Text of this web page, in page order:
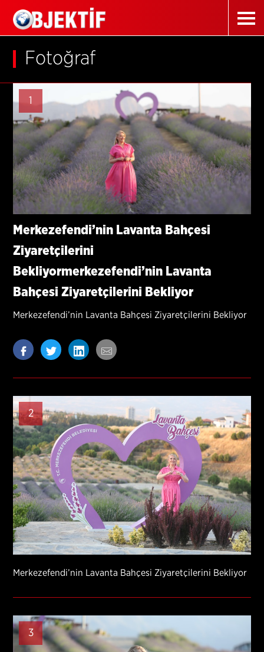
Fotoğraf
1
Merkezefendi’nin Lavanta Bahçesi
Ziyaretçilerini
Bekliyormerkezefendi’nin Lavanta
Bahçesi Ziyaretçilerini Bekliyor
Merkezefendi’nin Lavanta Bahçesi Ziyaretçilerini Bekliyor
2
Merkezefendi’nin Lavanta Bahçesi Ziyaretçilerini Bekliyor
3